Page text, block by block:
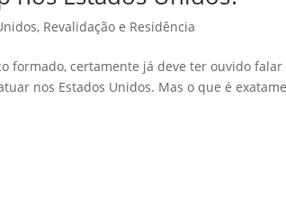
, Revalidação e Residência
formado, certamente já deve ter ouvido
nos Estados Unidos. Mas o que é